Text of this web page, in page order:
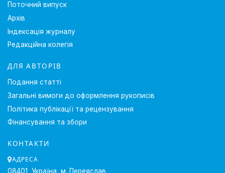
Поточний випуск
Архів
Індексація журналу
Редакційна колегія
ДЛЯ АВТОРІВ
Подання статті
Загальні вимоги до оформлення рукописів
Політика публікації та рецензування
Фінансування та збори
КОНТАКТИ
АДРЕСА
08401, Україна, м. Переяслав,